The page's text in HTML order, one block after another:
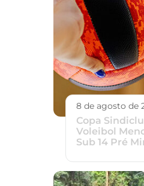
8 de agosto de
Copa
Voleibol
Sub 14 Pré